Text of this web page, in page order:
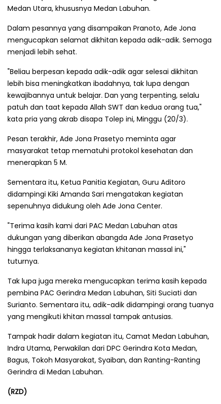
Medan Utara, khususnya Medan Labuhan.
Dalam pesannya yang disampaikan Pranoto, Ade Jona
mengucapkan selamat dikhitan kepada adik-adik. Semoga
menjadi lebih sehat.
"Beliau berpesan kepada adik-adik agar selesai dikhitan
lebih bisa meningkatkan ibadahnya, tak lupa dengan
kewajibannya untuk belajar. Dan yang terpenting, selalu
patuh dan taat kepada Allah SWT dan kedua orang tua,"
kata pria yang akrab disapa Tolep ini, Minggu (20/3).
Pesan terakhir, Ade Jona Prasetyo meminta agar
masyarakat tetap mematuhi protokol kesehatan dan
menerapkan 5 M.
Sementara itu, Ketua Panitia Kegiatan, Guru Aditoro
didampingi Kiki Amanda Sari mengatakan kegiatan
sepenuhnya didukung oleh Ade Jona Center.
"Terima kasih kami dari PAC Medan Labuhan atas
dukungan yang diberikan abangda Ade Jona Prasetyo
hingga terlaksananya kegiatan khitanan massal ini,"
tuturnya.
Tak lupa juga mereka mengucapkan terima kasih kepada
pembina PAC Gerindra Medan Labuhan, Siti Suciati dan
Surianto. Sementara itu, adik-adik didampingi orang tuanya
yang mengikuti khitan massal tampak antusias.
Tampak hadir dalam kegiatan itu, Camat Medan Labuhan,
Indra Utama, Perwakilan dari DPC Gerindra Kota Medan,
Bagus, Tokoh Masyarakat, Syaiban, dan Ranting-Ranting
Gerindra di Medan Labuhan.
(RZD)